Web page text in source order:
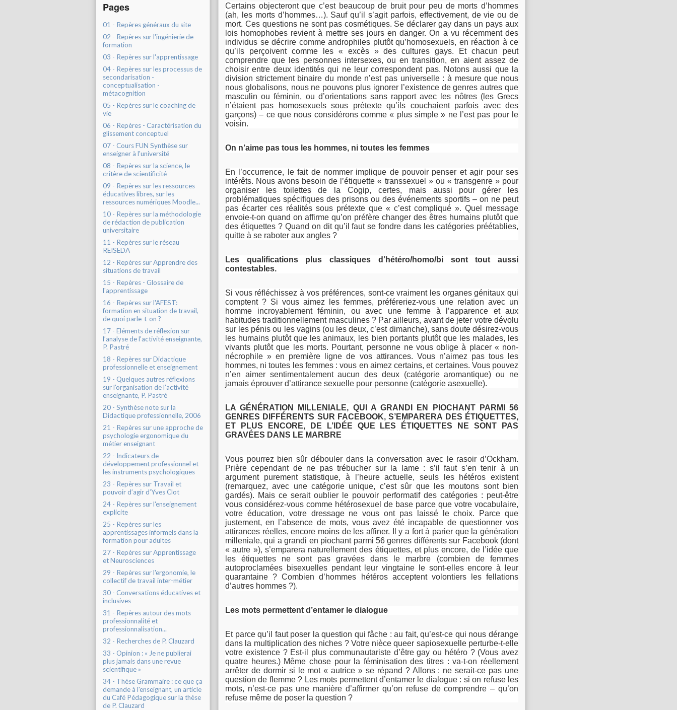
Pages
01 - Repères généraux du site
02 - Repères sur l'ingénierie de
formation
03 - Repères sur l'apprentissage
04 - Repères sur les processus de
secondarisation -
conceptualisation -
métacognition
05 - Repères sur le coaching de
vie
06 - Repères - Caractérisation du
glissement conceptuel
07 - Cours FUN Synthèse sur
enseigner à l'université
08 - Repères sur la science, le
critère de scientificité
09 - Repères sur les ressources
éducatives libres, sur les
ressources numériques Moodle...
10 - Repères sur la méthodologie
de rédaction de publication
universitaire
11 - Repères sur le réseau
REISEDA
12 - Repères sur Apprendre des
situations de travail
15 - Repères - Glossaire de
l'apprentissage
16 - Repères sur l'AFEST:
formation en situation de travail,
de quoi parle-t-on ?
17 - Eléments de réflexion sur
l’analyse de l'activité enseignante,
P. Pastré
18 - Repères sur Didactique
professionnelle et enseignement
19 - Quelques autres réflexions
sur l’organisation de l’activité
enseignante, P. Pastré
20 - Synthèse note sur la
Didactique professionnelle, 2006
21 - Repères sur une approche de
psychologie ergonomique du
métier enseignant
22 - Indicateurs de
développement professionnel et
les instruments psychologiques
23 - Repères sur Travail et
pouvoir d’agir d’Yves Clot
24 - Repères sur l'enseignement
explicite
25 - Repères sur les
apprentissages informels dans la
formation pour adultes
27 - Repères sur Apprentissage
et Neurosciences
29 - Repères sur l'ergonomie, le
collectif de travail inter-métier
30 - Conversations éducatives et
inclusives
31 - Repères autour des mots
professionnalité et
professionnalisation...
32 - Recherches de P. Clauzard
33 - Opinion : « Je ne publierai
plus jamais dans une revue
scientifique »
34 - Thèse Grammaire : ce que ça
demande à l'enseignant, un article
du Café Pédagogique sur la thèse
de P. Clauzard
Certains objecteront que c’est beaucoup de bruit pour peu de morts d’hommes
(ah, les morts d’hommes…). Sauf qu’il s’agit parfois, effectivement, de vie ou de
mort. Ces questions ne sont pas cosmétiques. Se déclarer gay dans un pays aux
lois homophobes revient à mettre ses jours en danger. On a vu récemment des
individus se décrire comme androphiles plutôt qu’homosexuels, en réaction à ce
qu’ils perçoivent comme les « excès » des cultures gays. Et chacun peut
comprendre que les personnes intersexes, ou en transition, en aient assez de
choisir entre deux identités qui ne leur correspondent pas. Notons aussi que la
division strictement binaire du monde n’est pas universelle : à mesure que nous
nous globalisons, nous ne pouvons plus ignorer l’existence de genres autres que
masculin ou féminin, ou d’orientations sans rapport avec les nôtres (les Grecs
n’étaient pas homosexuels sous prétexte qu’ils couchaient parfois avec des
garçons) – ce que nous considérons comme « plus simple » ne l’est pas pour le
voisin.
On n’aime pas tous les hommes, ni toutes les femmes
En l’occurrence, le fait de nommer implique de pouvoir penser et agir pour ses
intérêts. Nous avons besoin de l’étiquette « transsexuel » ou « transgenre » pour
organiser les toilettes de la Cogip, certes, mais aussi pour gérer les
problématiques spécifiques des prisons ou des événements sportifs – on ne peut
pas écarter ces réalités sous prétexte que « c’est compliqué ». Quel message
envoie-t-on quand on affirme qu’on préfère changer des êtres humains plutôt que
des étiquettes ? Quand on dit qu’il faut se fondre dans les catégories préétablies,
quitte à se raboter aux angles ?
Les qualifications plus classiques d’hétéro/homo/bi sont tout aussi
contestables.
Si vous réfléchissez à vos préférences, sont-ce vraiment les organes génitaux qui
comptent ? Si vous aimez les femmes, préféreriez-vous une relation avec un
homme incroyablement féminin, ou avec une femme à l’apparence et aux
habitudes traditionnellement masculines ? Par ailleurs, avant de jeter votre dévolu
sur les pénis ou les vagins (ou les deux, c’est dimanche), sans doute désirez-vous
les humains plutôt que les animaux, les bien portants plutôt que les malades, les
vivants plutôt que les morts. Pourtant, personne ne vous oblige à placer « non-
nécrophile » en première ligne de vos attirances. Vous n’aimez pas tous les
hommes, ni toutes les femmes : vous en aimez certains, et certaines. Vous pouvez
n’en aimer sentimentalement aucun des deux (catégorie aromantique) ou ne
jamais éprouver d’attirance sexuelle pour personne (catégorie asexuelle).
LA GÉNÉRATION MILLENIALE, QUI A GRANDI EN PIOCHANT PARMI 56
GENRES DIFFÉRENTS SUR FACEBOOK, S’EMPARERA DES ÉTIQUETTES,
ET PLUS ENCORE, DE L’IDÉE QUE LES ÉTIQUETTES NE SONT PAS
GRAVÉES DANS LE MARBRE
Vous pourrez bien sûr débouler dans la conversation avec le rasoir d’Ockham.
Prière cependant de ne pas trébucher sur la lame : s’il faut s’en tenir à un
argument purement statistique, à l’heure actuelle, seuls les hétéros existent
(remarquez, avec une catégorie unique, c’est sûr que les moutons sont bien
gardés). Mais ce serait oublier le pouvoir performatif des catégories : peut-être
vous considérez-vous comme hétérosexuel de base parce que votre vocabulaire,
votre éducation, votre dressage ne vous ont pas laissé le choix. Parce que
justement, en l’absence de mots, vous avez été incapable de questionner vos
attirances réelles, encore moins de les affiner. Il y a fort à parier que la génération
milleniale, qui a grandi en piochant parmi 56 genres différents sur Facebook (dont
« autre »), s’emparera naturellement des étiquettes, et plus encore, de l’idée que
les étiquettes ne sont pas gravées dans le marbre (combien de femmes
autoproclamées bisexuelles pendant leur vingtaine le sont-elles encore à leur
quarantaine ? Combien d’hommes hétéros acceptent volontiers les fellations
d’autres hommes ?).
Les mots permettent d’entamer le dialogue
Et parce qu’il faut poser la question qui fâche : au fait, qu’est-ce qui nous dérange
dans la multiplication des niches ? Votre nièce queer sapiosexuelle perturbe-t-elle
votre existence ? Est-il plus communautariste d’être gay ou hétéro ? (Vous avez
quatre heures.) Même chose pour la féminisation des titres : va-t-on réellement
arrêter de dormir si le mot « autrice » se répand ? Allons : ne serait-ce pas une
question de flemme ? Les mots permettent d’entamer le dialogue : si on refuse les
mots, n’est-ce pas une manière d’affirmer qu’on refuse de comprendre – qu’on
refuse même de poser la question ?